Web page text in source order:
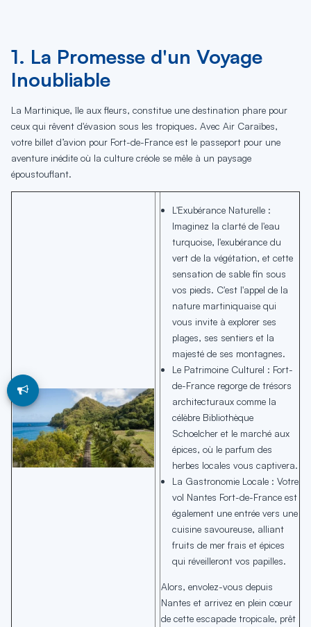
1. La Promesse d'un Voyage
Inoubliable
La Martinique, île aux fleurs, constitue une destination phare pour
ceux qui rêvent d'évasion sous les tropiques. Avec Air Caraïbes,
votre billet d’avion pour Fort-de-France est le passeport pour une
aventure inédite où la culture créole se mêle à un paysage
époustouflant.
L'Exubérance Naturelle :
Imaginez la clarté de l'eau
turquoise, l'exubérance du
vert de la végétation, et cette
sensation de sable fin sous
vos pieds. C'est l'appel de la
nature martiniquaise qui
vous invite à explorer ses
plages, ses sentiers et la
majesté de ses montagnes.
Le Patrimoine Culturel : Fort-
de-France regorge de trésors
architecturaux comme la
célèbre Bibliothèque
Schoelcher et le marché aux
épices, où le parfum des
herbes locales vous captivera.
La Gastronomie Locale : Votre
vol Nantes Fort-de-France est
également une entrée vers une
cuisine savoureuse, alliant
fruits de mer frais et épices
qui réveilleront vos papilles.
Alors, envolez-vous depuis
Nantes et arrivez en plein cœur
de cette escapade tropicale, prêt